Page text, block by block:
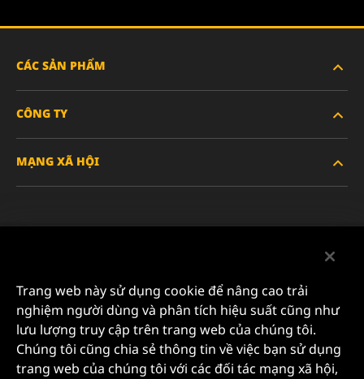
CÁC SẢN PHẨM
XE HÀNH KHÁCH VÀ XE TẢI NHẸ
CÔNG TY
VỀ CHÚNG TÔI
SỰ NGHIỆP
QUYỀN RIÊNG TƯ DỮ LIỆU
MẠNG XÃ HỘI
Facebook
YouTube
MANN+HUMMEL FILTER TECHNOLOGY (S.E.A.) PTE
LTD
Trang web này sử dụng cookie để nâng cao trải
nghiệm người dùng và phân tích hiệu suất cũng như
lưu lượng truy cập trên trang web của chúng tôi.
Chúng tôi cũng chia sẻ thông tin về việc bạn sử dụng
trang web của chúng tôi với các đối tác mạng xã hội,